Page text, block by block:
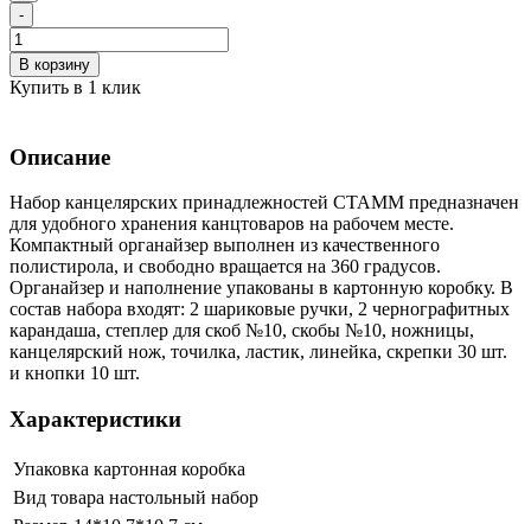
-
В корзину
Купить в 1 клик
Описание
Набор канцелярских принадлежностей СТАММ предназначен
для удобного хранения канцтоваров на рабочем месте.
Компактный органайзер выполнен из качественного
полистирола, и свободно вращается на 360 градусов.
Органайзер и наполнение упакованы в картонную коробку. В
состав набора входят: 2 шариковые ручки, 2 чернографитных
карандаша, степлер для скоб №10, скобы №10, ножницы,
канцелярский нож, точилка, ластик, линейка, скрепки 30 шт.
и кнопки 10 шт.
Характеристики
Упаковка картонная коробка
Вид товара настольный набор